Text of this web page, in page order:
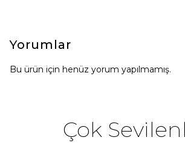
Yorumlar
Bu ürün için henüz yorum yapılmamış.
Çok